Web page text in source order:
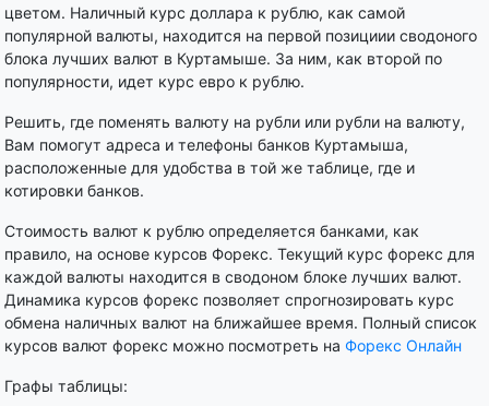
цветом. Наличный курс доллара к рублю, как самой
популярной валюты, находится на первой позициии сводоного
блока лучших валют в Куртамыше. За ним, как второй по
популярности, идет курс евро к рублю.
Решить, где поменять валюту на рубли или рубли на валюту,
Вам помогут адреса и телефоны банков Куртамыша,
расположенные для удобства в той же таблице, где и
котировки банков.
Стоимость валют к рублю определяется банками, как
правило, на основе курсов Форекс. Текущий курс форекс для
каждой валюты находится в сводоном блоке лучших валют.
Динамика курсов форекс позволяет спрогнозировать курс
обмена наличных валют на ближайшее время. Полный список
курсов валют форекс можно посмотреть на Форекс Онлайн
Графы таблицы: